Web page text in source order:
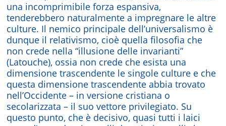
una incomprimibile forza espansiva,
tenderebbero naturalmente a impregnare le altre
culture. Il nemico principale dell’universalismo è
dunque il relativismo, cioè quella filosofia che
non crede nella “illusione delle invarianti”
(Latouche), ossia non crede che esista una
dimensione trascendente le singole culture e che
questa dimensione trascendente abbia trovato
nell’Occidente – in versione cristiana o
secolarizzata – il suo vettore privilegiato. Su
questo punto, che è decisivo, quasi tutti i laici